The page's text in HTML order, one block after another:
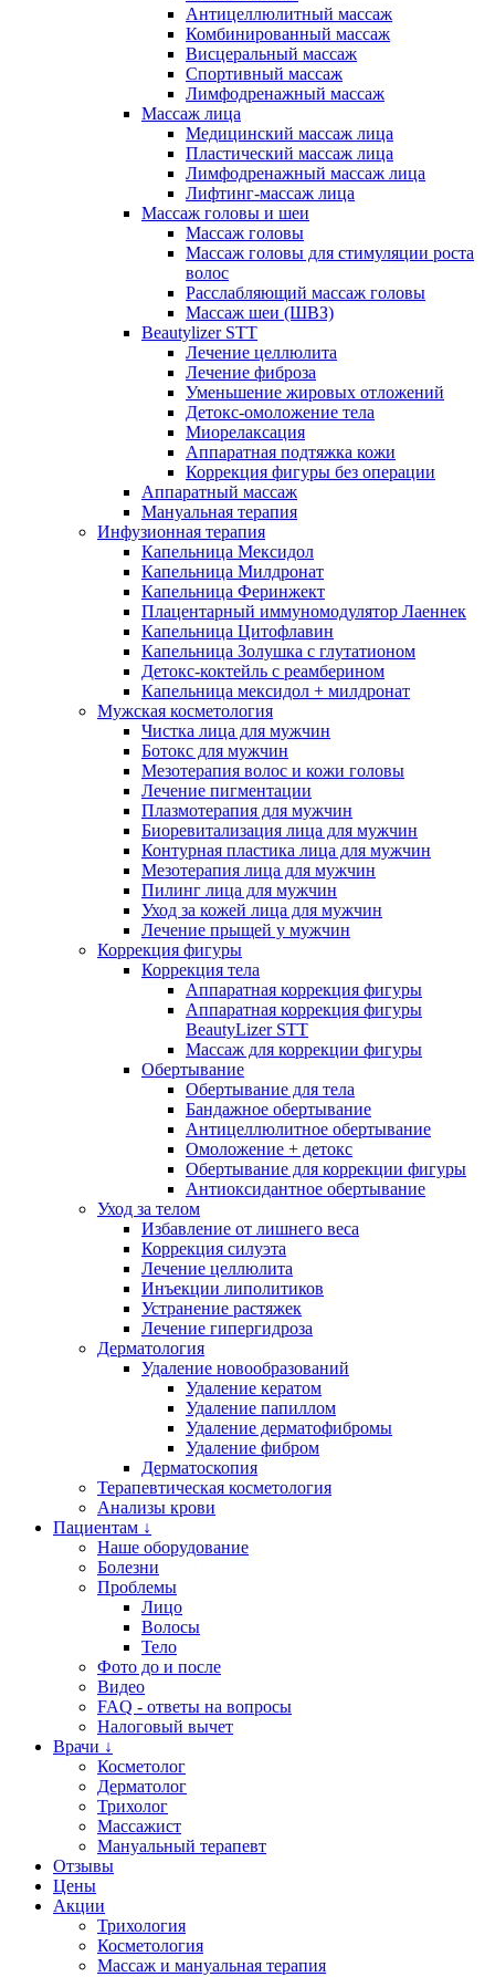
Антицеллюлитный массаж
Комбинированный массаж
Висцеральный массаж
Спортивный массаж
Лимфодренажный массаж
Массаж лица
Медицинский массаж лица
Пластический массаж лица
Лимфодренажный массаж лица
Лифтинг-массаж лица
Массаж головы и шеи
Массаж головы
Массаж головы для стимуляции роста
волос
Расслабляющий массаж головы
Массаж шеи (ШВЗ)
Beautylizer STT
Лечение целлюлита
Лечение фиброза
Уменьшение жировых отложений
Детокс-омоложение тела
Миорелаксация
Аппаратная подтяжка кожи
Коррекция фигуры без операции
Аппаратный массаж
Мануальная терапия
Инфузионная терапия
Капельница Мексидол
Капельница Милдронат
Капельница Феринжект
Плацентарный иммуномодулятор Лаеннек
Капельница Цитофлавин
Капельница Золушка с глутатионом
Детокс-коктейль с реамберином
Капельница мексидол + милдронат
Мужская косметология
Чистка лица для мужчин
Ботокс для мужчин
Мезотерапия волос и кожи головы
Лечение пигментации
Плазмотерапия для мужчин
Биоревитализация лица для мужчин
Контурная пластика лица для мужчин
Мезотерапия лица для мужчин
Пилинг лица для мужчин
Уход за кожей лица для мужчин
Лечение прыщей у мужчин
Коррекция фигуры
Коррекция тела
Аппаратная коррекция фигуры
Аппаратная коррекция фигуры
BeautyLizer STT
Массаж для коррекции фигуры
Обертывание
Обертывание для тела
Бандажное обертывание
Антицеллюлитное обертывание
Омоложение + детокс
Обертывание для коррекции фигуры
Антиоксидантное обертывание
Уход за телом
Избавление от лишнего веса
Коррекция силуэта
Лечение целлюлита
Инъекции липолитиков
Устранение растяжек
Лечение гипергидроза
Дерматология
Удаление новообразований
Удаление кератом
Удаление папиллом
Удаление дерматофибромы
Удаление фибром
Дерматоскопия
Терапевтическая косметология
Анализы крови
Пациентам ↓
Наше оборудование
Болезни
Проблемы
Лицо
Волосы
Тело
Фото до и после
Видео
FAQ - ответы на вопросы
Налоговый вычет
Врачи ↓
Косметолог
Дерматолог
Трихолог
Массажист
Мануальный терапевт
Отзывы
Цены
Акции
Трихология
Косметология
Массаж и мануальная терапия